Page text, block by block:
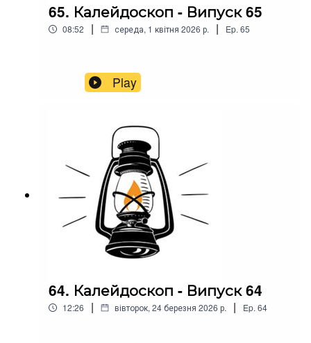
65. Калейдоскоп - Випуск 65
08:52 | середа, 1 квітня 2026 р. | Ep. 65
Play
64. Калейдоскоп - Випуск 64
12:26 | вівторок, 24 березня 2026 р. | Ep. 64